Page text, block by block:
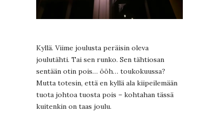
Kyllä. Viime joulusta peräisin oleva
joulutähti. Tai sen runko. Sen tähtiosan
sentään otin pois… ööh… toukokuussa?
Mutta totesin, että en kyllä ala kiipeilemään
tuota johtoa tuosta pois – kohtahan tässä
kuitenkin on taas joulu.